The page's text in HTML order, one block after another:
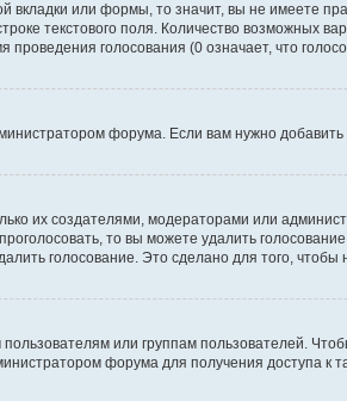
вкладки или формы, то значит, вы не имеете
текстового поля. Количество возможных
проведения голосования (0 означает, что
форума. Если вам нужно
их создателями, модераторами или
то вы можете удалить
голосование. Это сделано для того,
или группам пользователей.
форума для получения доступа к